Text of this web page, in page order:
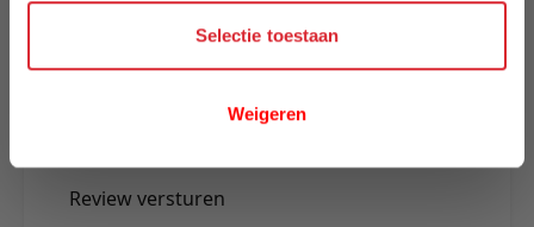
Selectie toestaan
Weigeren
Review
Review versturen